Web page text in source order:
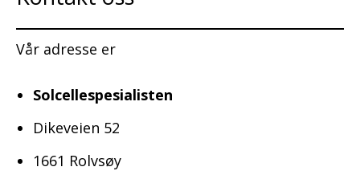
Vår adresse er
Solcellespesialisten
Dikeveien 52
1661 Rolvsøy